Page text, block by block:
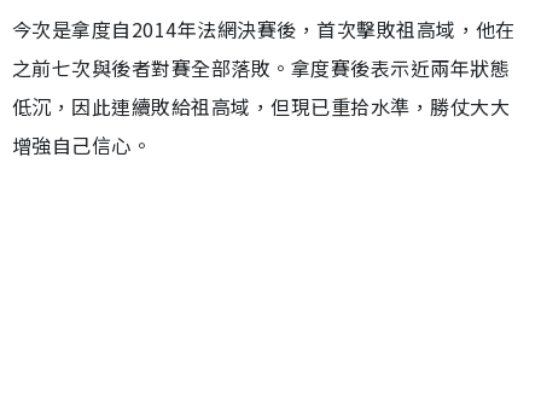
今次是拿度自2014年法網決賽後，首次擊敗祖高域，他在
之前七次與後者對賽全部落敗。拿度賽後表示近兩年狀態
低沉，因此連續敗給祖高域，但現已重拾水準，勝仗大大
增強自己信心。